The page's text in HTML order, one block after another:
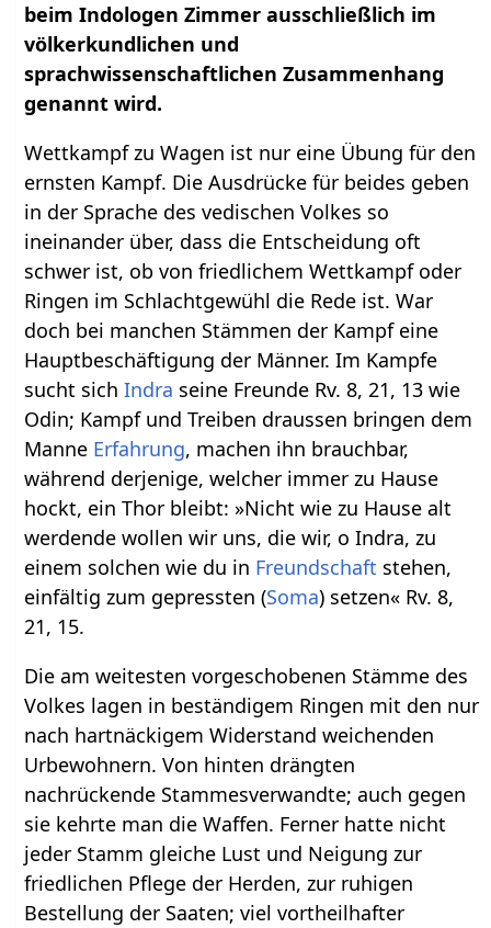
beim Indologen Zimmer ausschließlich im
völkerkundlichen und
sprachwissenschaftlichen Zusammenhang
genannt wird.
Wettkampf zu Wagen ist nur eine Übung für den
ernsten Kampf. Die Ausdrücke für beides geben
in der Sprache des vedischen Volkes so
ineinander über, dass die Entscheidung oft
schwer ist, ob von friedlichem Wettkampf oder
Ringen im Schlachtgewühl die Rede ist. War
doch bei manchen Stämmen der Kampf eine
Hauptbeschäftigung der Männer. Im Kampfe
sucht sichIndra seine Freunde Rv. 8, 21, 13 wie
Odin; Kampf und Treiben draussen bringen dem
Manne Erfahrung, machen ihn brauchbar,
während derjenige, welcher immer zu Hause
hockt, ein Thor bleibt: »Nicht wie zu Hause alt
werdende wollen wir uns, die wir, o Indra, zu
einem solchen wie du in Freundschaft stehen,
einfältig zum gepressten (Soma) setzen« Rv. 8,
21, 15.
Die am weitesten vorgeschobenen Stämme des
Volkes lagen in beständigem Ringen mit den nur
nach hartnäckigem Widerstand weichenden
Urbewohnern. Von hinten drängten
nachrückende Stammesverwandte; auch gegen
sie kehrte man die Waffen. Ferner hatte nicht
jeder Stamm gleiche Lust und Neigung zur
friedlichen Pflege der Herden, zur ruhigen
Bestellung der Saaten; viel vortheilhafter